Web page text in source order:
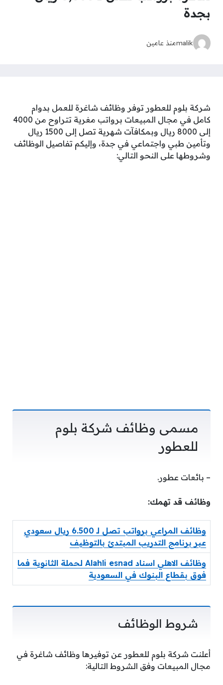
بجدة
malikمنذ عامين
شركة بلوم للعطور توفر وظائف شاغرة للعمل بدوام
كامل في مجال المبيعات برواتب مغرية تتراوح من 4000
إلى 8000 ريال وبمكافآت شهرية تصل إلى 1500 ريال
وتأمين طبي واجتماعي في جدة، وإليكم تفاصيل الوظائف
وشروطها على النحو التالي:
مسمى وظائف شركة بلوم
للعطور
– بائعات عطور.
وظائف قد تهمك:
وظائف المراعي برواتب تصل لـ 6.500 ريال سعودي
عبر برنامج التدريب المبتدئ بالتوظيف
وظائف الاهلي اسناد Alahli esnad لحملة الثانوية فما
فوق بقطاع البنوك في السعودية
شروط الوظائف
أعلنت شركة بلوم للعطور عن توفيرها وظائف شاغرة في
مجال المبيعات وفق الشروط التالية: